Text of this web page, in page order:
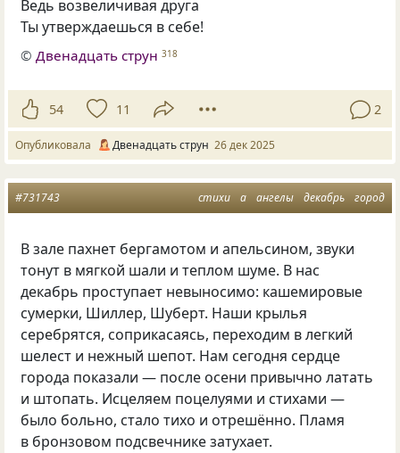
Ведь возвеличивая друга
Ты утверждаешься в себе!
©Двенадцать струн 318
54 11 2
Опубликовала Двенадцать струн 26 дек 2025
стихи а ангелы декабрь город
#731743
В зале пахнет бергамотом и апельсином, звуки
тонут в мягкой шали и теплом шуме. В нас
декабрь проступает невыносимо: кашемировые
сумерки, Шиллер, Шуберт. Наши крылья
серебрятся, соприкасаясь, переходим в легкий
шелест и нежный шепот. Нам сегодня сердце
города показали — после осени привычно латать
и штопать. Исцеляем поцелуями и стихами —
было больно, стало тихо и отрешённо. Пламя
в бронзовом подсвечнике затухает.